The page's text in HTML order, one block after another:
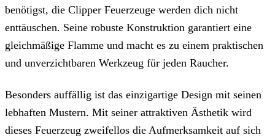
benötigst, die Clipper Feuerzeuge werden dich nicht
enttäuschen. Seine robuste Konstruktion garantiert eine
gleichmäßige Flamme und macht es zu einem praktischen
und unverzichtbaren Werkzeug für jeden Raucher.
Besonders auffällig ist das einzigartige Design mit seinen
lebhaften Mustern. Mit seiner attraktiven Ästhetik wird
dieses Feuerzeug zweifellos die Aufmerksamkeit auf sich